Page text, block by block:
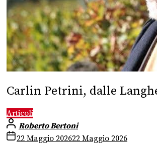
Carlin Petrini, dalle
Articoli
Roberto Bertoni
22 Maggio 202622 Maggio 2026